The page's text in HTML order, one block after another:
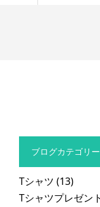
ブログカテゴリー
Tシャツ (13)
Tシャツプレゼント